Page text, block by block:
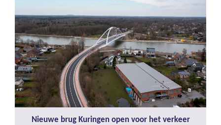
Nieuwe brug Kuringen open voor het verkeer